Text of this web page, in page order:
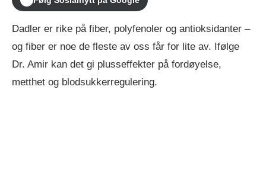
Dadler er rike på fiber, polyfenoler og antioksidanter –
og fiber er noe de fleste av oss får for lite av. Ifølge
Dr. Amir kan det gi plusseffekter på fordøyelse,
metthet og blodsukkerregulering.